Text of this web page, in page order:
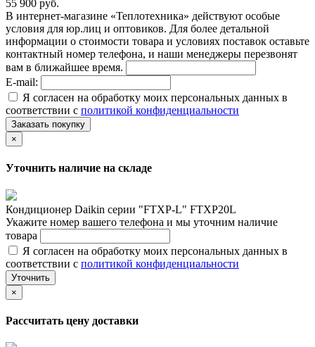
55 900 руб.
В интернет-магазине «Теплотехника» действуют особые
условия для юр.лиц и оптовиков. Для более детальной
информации о стоимости товара и условиях поставок оставьте
контактный номер телефона, и наши менеджеры перезвонят
вам в ближайшее время.
E-mail:
Я согласен на обработку моих персональных данных в
соответствии с политикой конфиденциальности
Заказать покупку
×
Уточнить наличие на складе
Кондиционер Daikin серии "FTXP-L" FTXP20L
Укажите номер вашего телефона и мы уточним наличие
товара
Я согласен на обработку моих персональных данных в
соответствии с политикой конфиденциальности
Уточнить
×
Рассчитать цену доставки